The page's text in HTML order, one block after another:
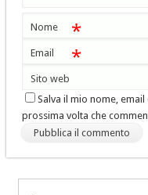
Nome *
Email *
Sito web
Salva il mio nome,
prossima volta che